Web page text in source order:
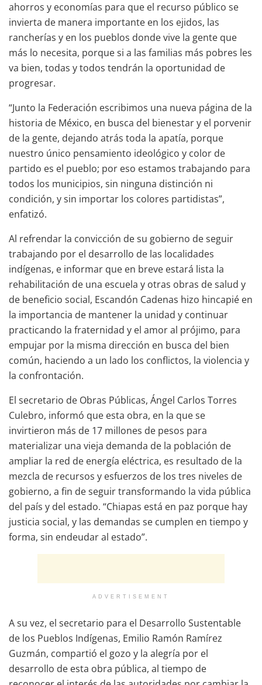
ahorros y economías para que el recurso público se
invierta de manera importante en los ejidos, las
rancherías y en los pueblos donde vive la gente que
más lo necesita, porque si a las familias más pobres les
va bien, todas y todos tendrán la oportunidad de
progresar.
“Junto la Federación escribimos una nueva página de la
historia de México, en busca del bienestar y el porvenir
de la gente, dejando atrás toda la apatía, porque
nuestro único pensamiento ideológico y color de
partido es el pueblo; por eso estamos trabajando para
todos los municipios, sin ninguna distinción ni
condición, y sin importar los colores partidistas”,
enfatizó.
Al refrendar la convicción de su gobierno de seguir
trabajando por el desarrollo de las localidades
indígenas, e informar que en breve estará lista la
rehabilitación de una escuela y otras obras de salud y
de beneficio social, Escandón Cadenas hizo hincapié en
la importancia de mantener la unidad y continuar
practicando la fraternidad y el amor al prójimo, para
empujar por la misma dirección en busca del bien
común, haciendo a un lado los conflictos, la violencia y
la confrontación.
El secretario de Obras Públicas, Ángel Carlos Torres
Culebro, informó que esta obra, en la que se
invirtieron más de 17 millones de pesos para
materializar una vieja demanda de la población de
ampliar la red de energía eléctrica, es resultado de la
mezcla de recursos y esfuerzos de los tres niveles de
gobierno, a fin de seguir transformando la vida pública
del país y del estado. “Chiapas está en paz porque hay
justicia social, y las demandas se cumplen en tiempo y
forma, sin endeudar al estado”.
ADVERTISEMENT
A su vez, el secretario para el Desarrollo Sustentable
de los Pueblos Indígenas, Emilio Ramón Ramírez
Guzmán, compartió el gozo y la alegría por el
desarrollo de esta obra pública, al tiempo de